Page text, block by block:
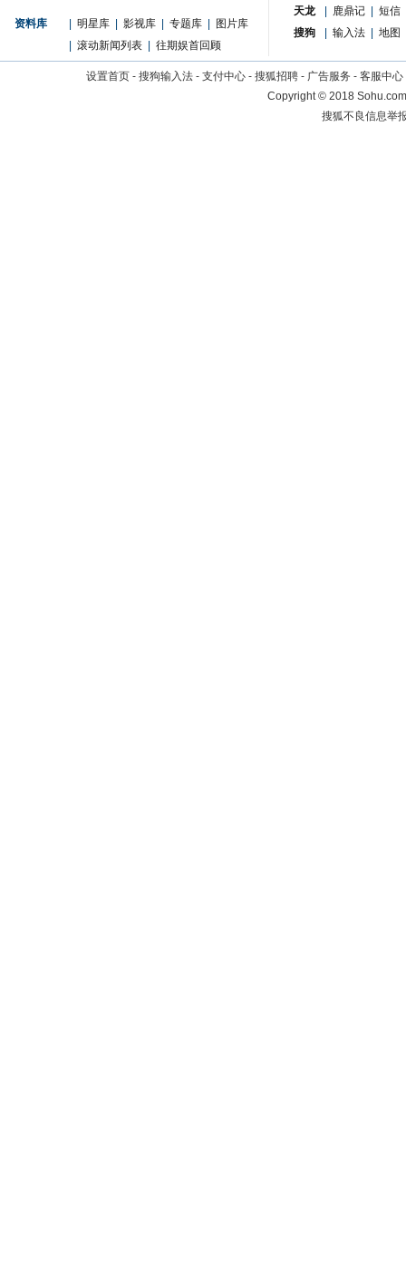
资料库 明星库 影视库 专题库
图片库
滚动新闻列表 往期娱首回顾
天龙
鹿鼎记
短信
搜狗
输入法 地图
设置首页 - 搜狗输入法 - 支付中心 - 搜狐招聘 - 广告服务 - 客服中心
Copyright©2018
搜狐不良信息举